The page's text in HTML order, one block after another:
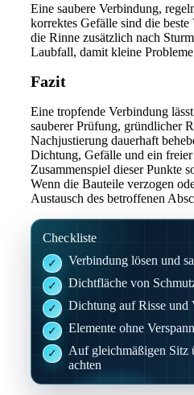
Eine saubere Verbindung,
korrektes Gefälle sind die
die Rinne zusätzlich nach
Laubfall, damit kleine
Fazit
Eine tropfende Verbindung
sauberer Prüfung, gründlicher
Nachjustierung dauerhaft
Dichtung, Gefälle und ein freier
Zusammenspiel dieser Punkte
Wenn die Bauteile verzogen
Austausch des betroffenen
Checkliste
Verbindung lösen und
Dichtfläche von
Dichtung auf Risse und
Elemente ohne
Auf gleichmäßigen Sitz
achten